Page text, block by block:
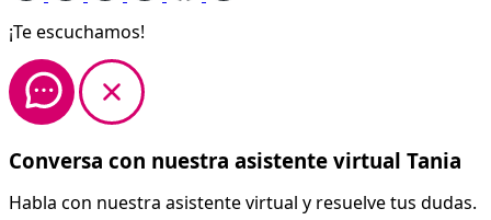
¡Te escuchamos!
Conversa con nuestra asistente virtual Tania
Habla con nuestra asistente virtual y resuelve tus dudas.